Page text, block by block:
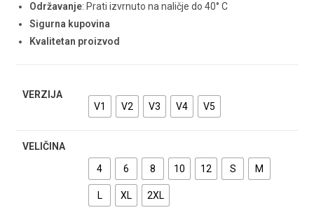
Održavanje: Prati izvrnuto na naličje do 40° C
Sigurna kupovina
Kvalitetan proizvod
VERZIJA
V1
V2 V3 V4 V5
VELIČINA
4
6 8 10 12 S M
L XL 2XL